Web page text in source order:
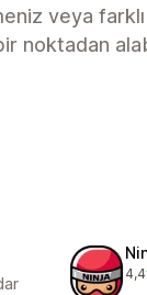
veya
noktadan
4,4